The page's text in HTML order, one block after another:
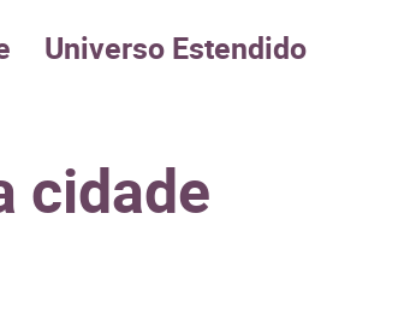
Universo Estendido
cidade